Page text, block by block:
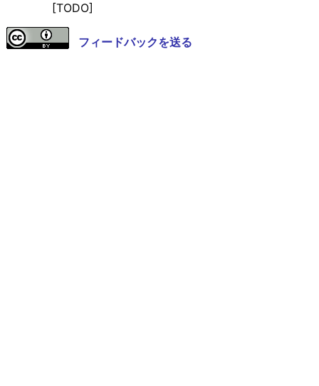
[TODO]
フィードバックを送る